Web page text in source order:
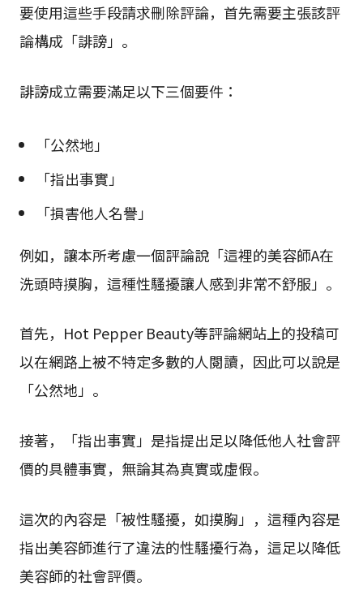
要使用這些手段請求刪除評論，首先需要主張該評
論構成「誹謗」。
誹謗成立需要滿足以下三個要件：
「公然地」
「指出事實」
「損害他人名譽」
例如，讓本所考慮一個評論說「這裡的美容師A在
洗頭時摸胸，這種性騷擾讓人感到非常不舒服」。
首先，Hot Pepper Beauty等評論網站上的投稿可
以在網路上被不特定多數的人閱讀，因此可以說是
「公然地」。
接著，「指出事實」是指提出足以降低他人社會評
價的具體事實，無論其為真實或虛假。
這次的內容是「被性騷擾，如摸胸」，這種內容是
指出美容師進行了違法的性騷擾行為，這足以降低
美容師的社會評價。